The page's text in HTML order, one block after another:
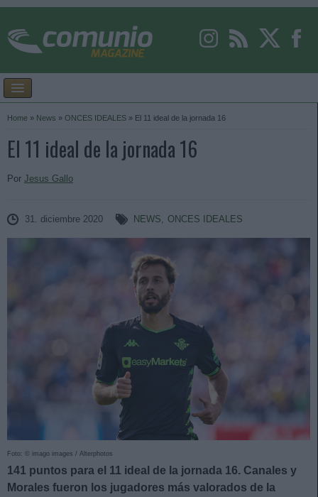
Home » News » ONCES IDEALES » El 11 ideal de la jornada 16
El 11 ideal de la jornada 16
Por Jesus Gallo
31. diciembre 2020 NEWS, ONCES IDEALES
Foto: © imago images / Alterphotos
141 puntos para el 11 ideal de la jornada 16. Canales y
Morales fueron los jugadores más valorados de la